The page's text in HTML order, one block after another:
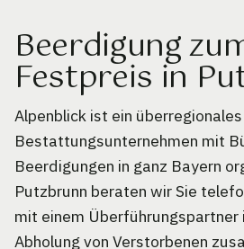
Beerdigung
Festpreis in
Alpenblick ist ein überregionales
Bestattungsunternehmen mit
Beerdigungen in ganz Bayern
Putzbrunn beraten wir Sie
mit einem Überführungspartner
Abholung von Verstorbenen